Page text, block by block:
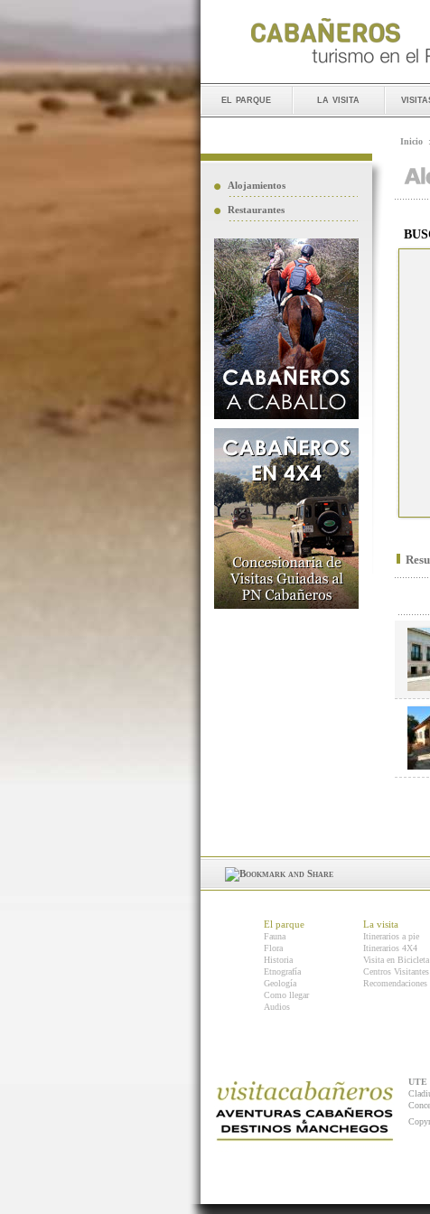
el parque la visita
Alojamientos
Restaurantes
Inicio
El parque
Fauna
Flora
Historia
Etnografía
Geología
Como llegar
Audios
La visita
Itinerarios a pie
Itinerarios 4X4
Visita en Bicicleta
Centros Visitantes
Recomendaciones
UTE